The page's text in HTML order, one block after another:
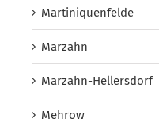
Martiniquenfelde
Marzahn
Marzahn-Hellersdorf
Mehrow